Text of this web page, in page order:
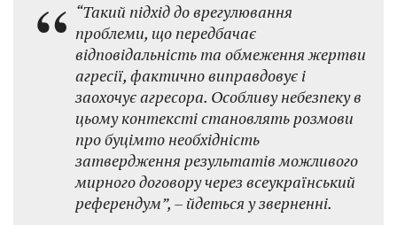
“Такий підхід до врегулювання
проблеми, що передбачає
відповідальність та обмеження жертви
агресії, фактично виправдовує і
заохочує агресора. Особливу небезпеку в
цьому контексті становлять розмови
про буцімто необхідність
затвердження результатів можливого
мирного договору через всеукраїнський
референдум”, – йдеться у зверненні.